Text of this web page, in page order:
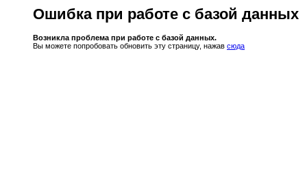
Ошибка при работе с базой данных
Возникла проблема при работе с базой данных.
Вы можете попробовать обновить эту страницу, нажав сюда